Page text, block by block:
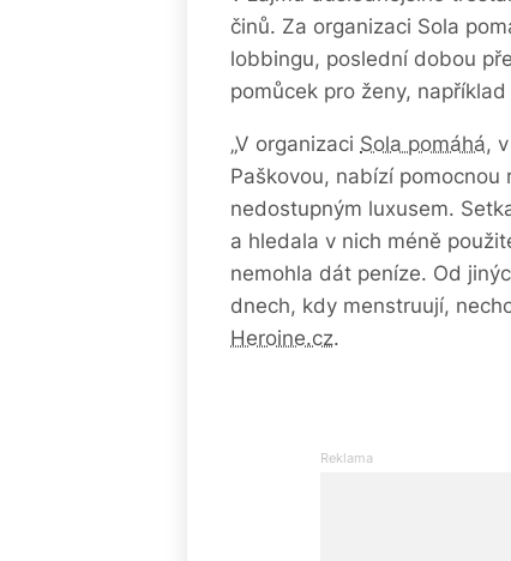
činů. Za organizaci Sola
lobbingu, poslední dobou
pomůcek pro ženy,
„V organizaci Sola pomáhá,
Paškovou, nabízí
nedostupným luxusem.
a hledala v nich méně
nemohla dát peníze. Od
dnech, kdy menstruují,
Heroine.cz.